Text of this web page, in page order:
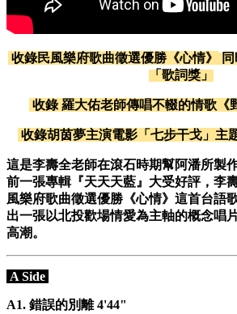
收錄民風樂府歌曲徵選優勝《心情》
「歌詞獎」
收錄 羅大佑老師傳唱不輟的情歌《
收錄胡茵夢主演電影「七步干戈」主
這是李壽全老師在滾石時期幫阿潘所製
前一張專輯『天天天藍』大受好評，李
風樂府歌曲徵選優勝《心情》這首台語
出一張以北投歡場情愛為主軸的概念唱
高潮。
A Side
A1. 錯誤的別離 4'44"